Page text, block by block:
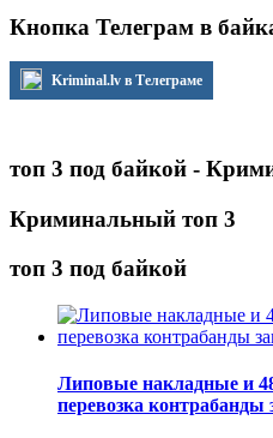
Кнопка Телеграм в
Kriminal.lv в Телеграме
топ 3 под байкой -
Криминальный топ 3
топ 3 под байкой
Липовые накладные и
перевозка контрабанды